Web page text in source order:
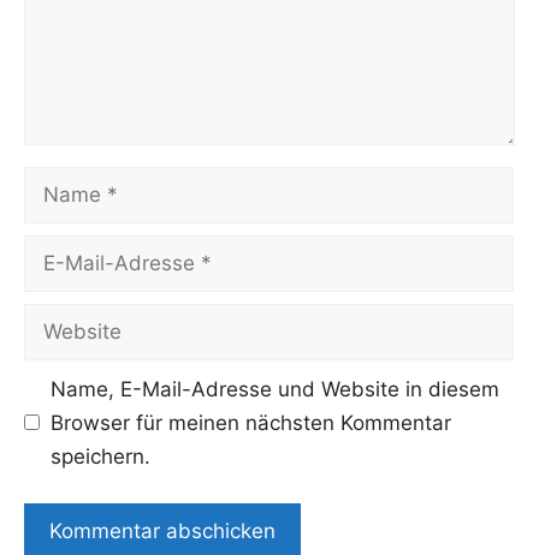
Name
Adresse
Website
Name, E-Mail-Adresse und Website in diesem
Browser für meinen nächsten Kommentar
speichern.